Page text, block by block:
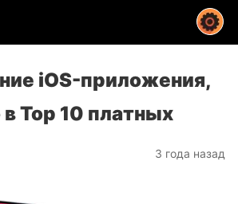
iOS-приложения,
Top 10 платных
3 года назад